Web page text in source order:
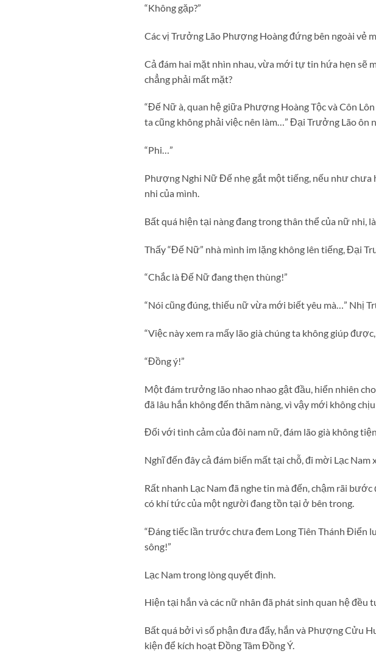
“Không gặp?”
Các vị Trưởng Lão Phượng Hoàng đứng bên ngoài vẻ
Cả đám hai mặt nhìn nhau, vừa mới tự tin hứa hẹn sẽ
chẳng phải mất mặt?
“Đế Nữ à, quan hệ giữa Phượng Hoàng Tộc và Côn
ta cũng không phải việc nên làm…” Đại Trưởng Lão ôn
“Phi…”
Phượng Nghi Nữ Đế nhẹ gắt một tiếng, nếu như chưa
nhi của mình.
Bất quá hiện tại nàng đang trong thân thể của nữ nhi,
Thấy “Đế Nữ” nhà mình im lặng không lên tiếng, Đại
“Chắc là Đế Nữ đang thẹn thùng!”
“Nói cũng đúng, thiếu nữ vừa mới biết yêu mà…” Nhị
“Việc này xem ra mấy lão già chúng ta không giúp
“Đồng ý!”
Một đám trưởng lão nhao nhao gật đầu, hiển nhiên
đã lâu hắn không đến thăm nàng, vì vậy mới không chịu
Đối với tình cảm của đôi nam nữ, đám lão già không
Nghĩ đến đây cả đám biến mất tại chỗ, đi mời Lạc Nam
Rất nhanh Lạc Nam đã nghe tin mà đến, chậm rãi
có khí tức của một người đang tồn tại ở bên trong.
“Đáng tiếc lần trước chưa đem Long Tiên Thánh Điển
sông!”
Lạc Nam trong lòng quyết định.
Hiện tại hắn và các nữ nhân đã phát sinh quan hệ đều
Bất quá bởi vì số phận đưa đẩy, hắn và Phượng Cửu
kiện để kích hoạt Đồng Tâm Đồng Ý.